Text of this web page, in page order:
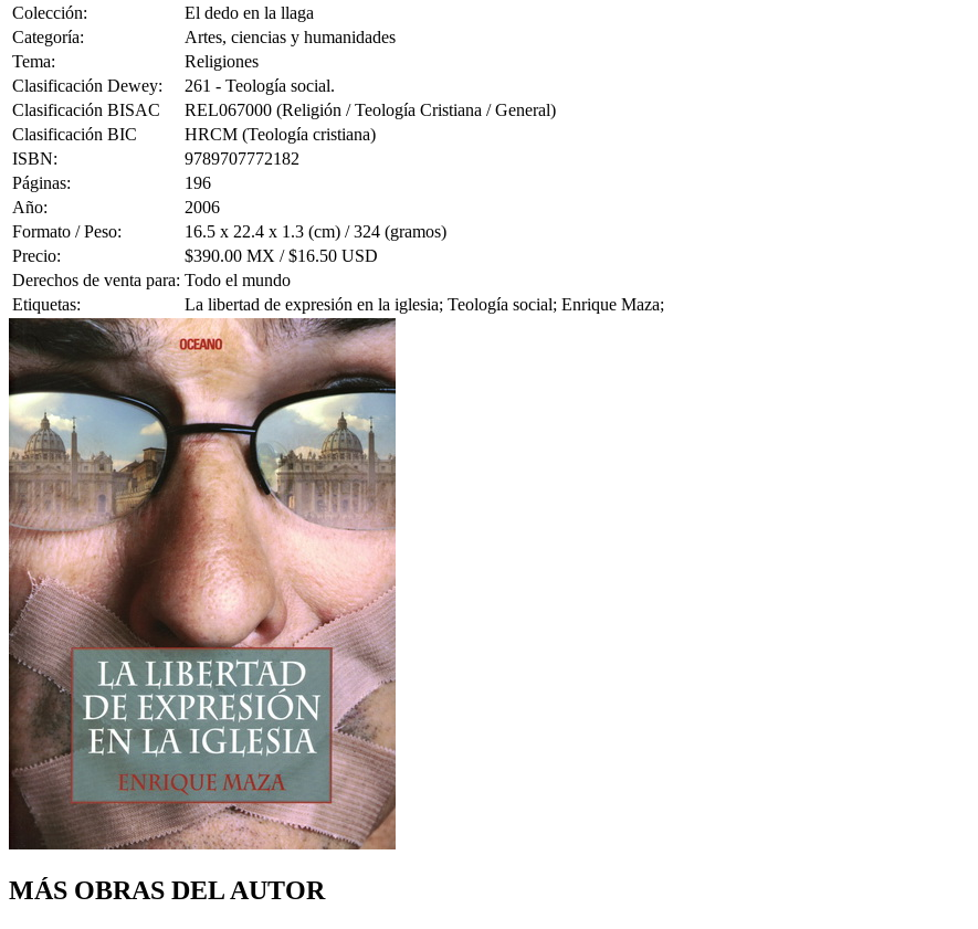
Colección:
El dedo en la llaga
Categoría:
Artes, ciencias y humanidades
Tema:
Religiones
Clasificación Dewey:
261 - Teología social.
Clasificación BISAC
REL067000 (Religión / Teología Cristiana / General)
Clasificación BIC
HRCM (Teología cristiana)
ISBN:
9789707772182
Páginas:
196
Año:
2006
Formato / Peso:
16.5 x 22.4 x 1.3 (cm) / 324 (gramos)
Precio:
$390.00 MX / $16.50 USD
Derechos de venta para: Todo el mundo
Etiquetas:
La libertad de expresión en la iglesia; Teología social; Enrique Maza;
MÁS OBRAS DEL AUTOR